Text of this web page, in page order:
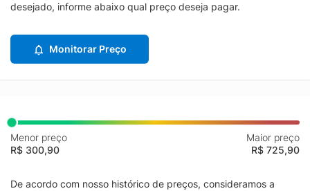
desejado, informe abaixo qual preço deseja pagar.
Monitorar Preço
Menor preço
R$ 300,90
Maior preço
R$ 725,90
De acordo com nosso histórico de preços, consideramos a